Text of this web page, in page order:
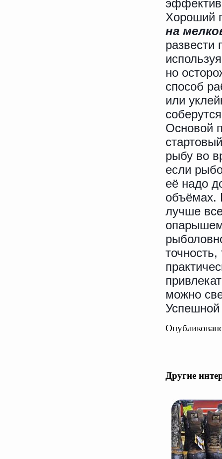
Хороший
на
развести
но
способ
или
Основой
рыбу во
если
её надо
объёмах.
лучше
можно
Другие